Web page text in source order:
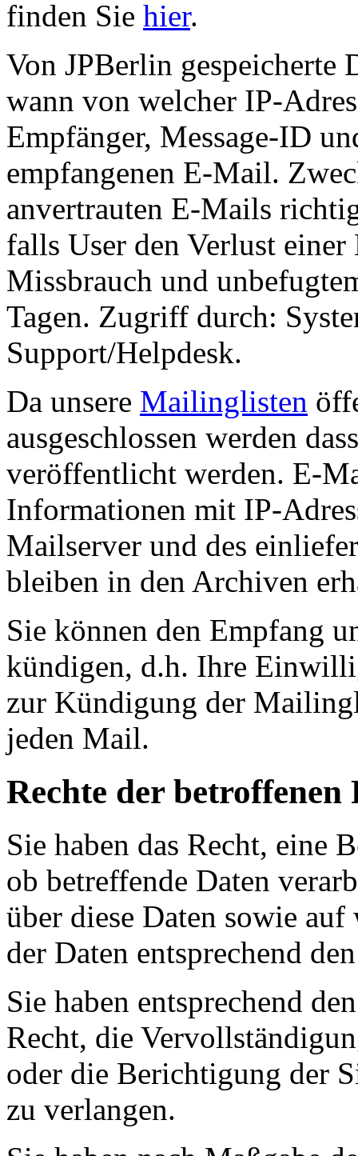
finden Sie hier.
Von JPBerlin gespeicherte
wann von welcher IP-
Empfänger, Message-ID
empfangenen E-Mail.
anvertrauten E-Mails
falls User den Verlust
Missbrauch und
Tagen. Zugriff durch:
Support/Helpdesk.
Da unsere Mailinglisten
ausgeschlossen werden
veröffentlicht werden. E-
Informationen mit IP-
Mailserver und des
bleiben in den Archiven
Sie können den Empfang
kündigen, d.h. Ihre
zur Kündigung der
jeden Mail.
Rechte der betroffenen
Sie haben das Recht, eine
ob betreffende Daten
über diese Daten sowie
der Daten entsprechend
Sie haben entsprechend
Recht, die
oder die Berichtigung der
zu verlangen.